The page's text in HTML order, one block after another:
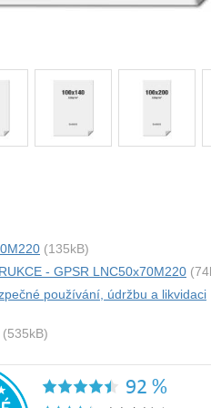
(135kB)
- GPSR LNC50x70M220
používání, údržbu a likvidaci
(535kB)